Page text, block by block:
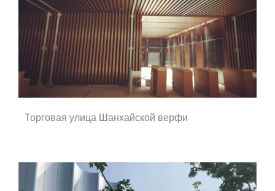
Торговая улица Шанхайской верфи